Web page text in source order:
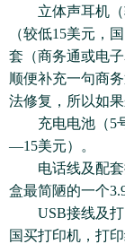
立体声耳机（
（较低15美元，
套（商务通或电
顺便补充一句商
法修复，所以如
充电电池（5号
—15美元）。
电话线及配套
盒最简陋的一个
USB接线及打
国买打印机，打印